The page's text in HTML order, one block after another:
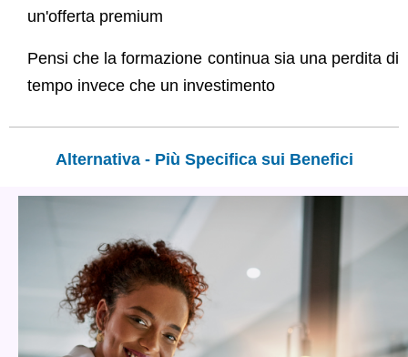
un'offerta premium
Pensi che la formazione continua sia una perdita di
tempo invece che un investimento
Alternativa - Più Specifica sui Benefici